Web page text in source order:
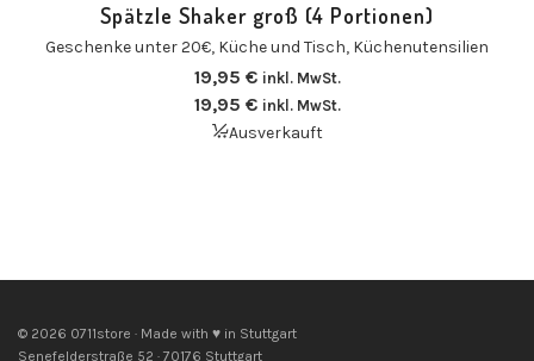
Spätzle Shaker groß (4 Portionen)
Geschenke unter 20€, Küche und Tisch, Küchenutensilien
19,95 € inkl. MwSt.
19,95 € inkl. MwSt.
Ausverkauft
© 2026 0711store · Made with ♥ in Stuttgart
Senefelderstraße 52 · 70176 Stuttgart